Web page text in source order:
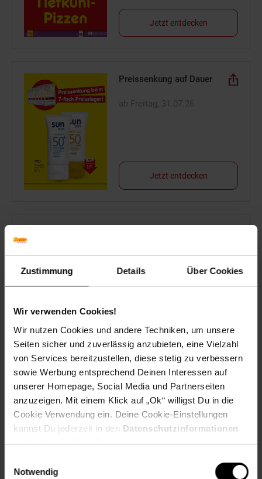
Zustimmung Details Über Cookies
Wir verwenden Cookies!
Wir nutzen Cookies und andere Techniken, um unsere
Seiten sicher und zuverlässig anzubieten, eine Vielzahl
von Services bereitzustellen, diese stetig zu verbessern
sowie Werbung entsprechend Deinen Interessen auf
unserer Homepage, Social Media und Partnerseiten
anzuzeigen. Mit einem Klick auf „Ok“ willigst Du in die
Cookie Verwendung ein. Deine Cookie-Einstellungen
kannst Du jederzeit in den Datenschutzinformationen
ändern bzw. widerrufen.
Notwendig
Jetzt entdecken
Preissenkung auf Dauer
Jetzt entdecken
Einfach online bestellen
Zum Prospekt
Online-Sonderangebote
Mobilität
Stets mobil durch den
Sommer